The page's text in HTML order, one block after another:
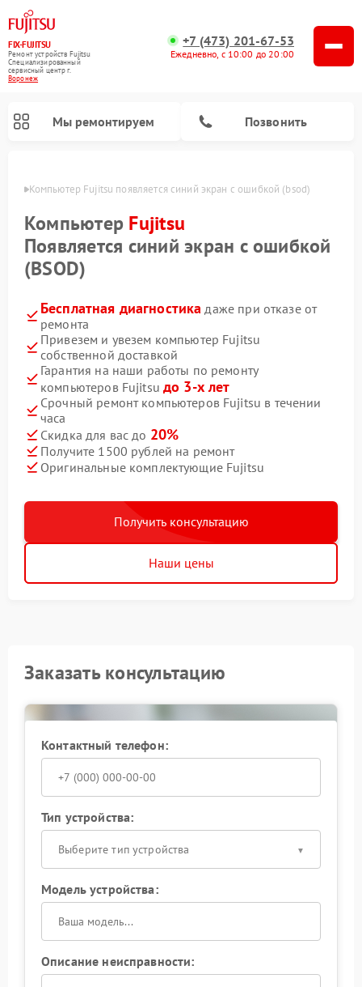
FIX-FUJITSU
Ремонт устройств Fujitsu
Специализированный
cервисный центр г.
Воронеж
+7 (473) 201-67-53
Ежедневно, с 10:00 до 20:00
Мы ремонтируем Позвонить
Компьютер Fujitsu появляется синий экран с ошибкой (bsod)
Компьютер Fujitsu
Появляется синий экран с ошибкой
(BSOD)
Бесплатная диагностика даже при отказе от
ремонта
Привезем и увезем компьютер Fujitsu
собственной доставкой
Гарантия на наши работы по ремонту
компьютеров Fujitsuдо 3-х лет
Срочный ремонт компьютеров Fujitsu в течении
часа
Скидка для вас до 20%
Получите 1500 рублей на ремонт
Оригинальные комплектующие Fujitsu
Получить консультацию
Наши цены
Заказать консультацию
Контактный телефон:
Тип устройства:
Выберите тип устройства
Модель устройства:
Описание неисправности: